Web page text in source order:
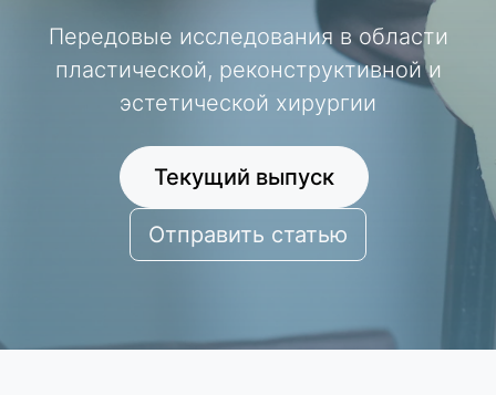
Передовые исследования в области
пластической, реконструктивной и
эстетической хирургии
Текущий выпуск
Отправить статью